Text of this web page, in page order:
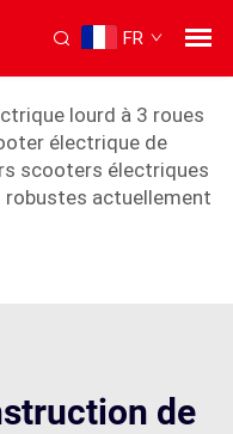
FR
à 3 roues
lourd à 3 roues
électrique de
scooters électriques
robustes actuellement
de